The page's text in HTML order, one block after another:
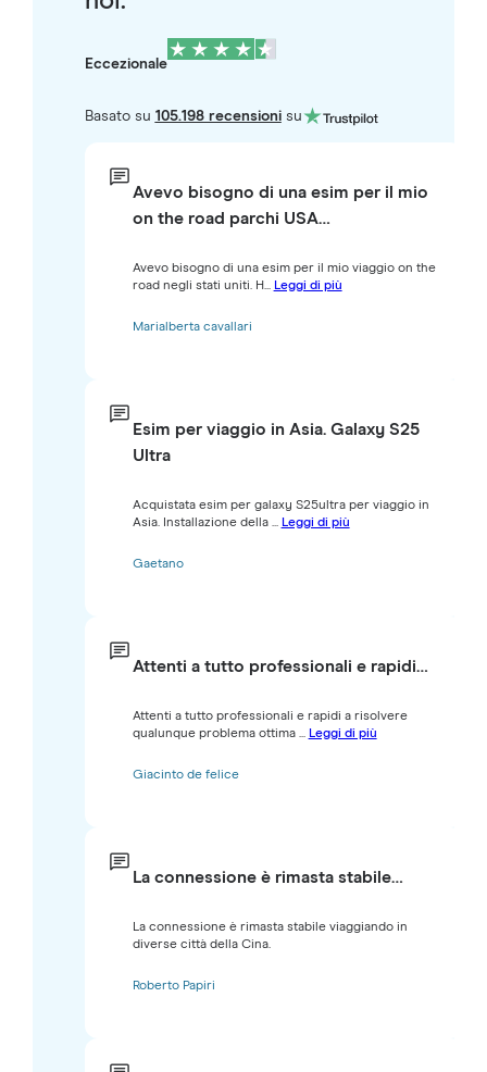
Eccezionale
Basato su 105.198 recensionisu
Avevo bisogno di una esim per il mio
on the road parchi USA…
Avevo bisogno di una esim per il mio viaggio on the
road negli stati uniti. H... Leggi di più
Marialberta cavallari
Esim per viaggio in Asia. Galaxy S25
Ultra
Acquistata esim per galaxy S25ultra per viaggio in
Asia. Installazione della ... Leggi di più
Gaetano
Attenti a tutto professionali e rapidi…
Attenti a tutto professionali e rapidi a risolvere
qualunque problema ottima ... Leggi di più
Giacinto de felice
La connessione è rimasta stabile…
La connessione è rimasta stabile viaggiando in
diverse città della Cina.
Roberto Papiri